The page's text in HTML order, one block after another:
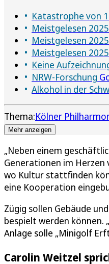
Katastrophe von
Meistgelesen 2025
Meistgelesen 2025
Meistgelesen 2025
Keine
NRW-Forschung
Alkohol in der
Thema:Kölner
Mehr anzeigen
„Neben einem
Generationen im Herzen
wo Kultur stattfinden
eine Kooperation
Zügig sollen Gebäude
bespielt werden können.
Anlage solle „Minigolf
Carolin Weitzel